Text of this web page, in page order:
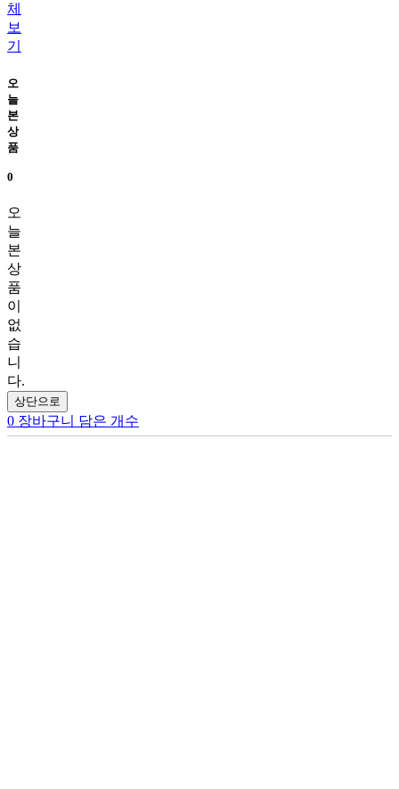
체
보
기
오
늘
본
상
품
0
오
늘
본
상
품
이
없
습
니
다.
상단으로
0 장바구니 담은 개수